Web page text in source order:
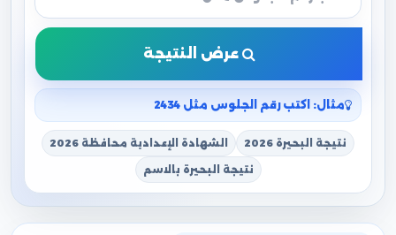
عرض النتيجة
مثال: اكتب رقم الجلوس مثل 2434
نتيجة البحيرة 2026 الشهادة الإعدادية محافظة 2026
نتيجة البحيرة بالاسم